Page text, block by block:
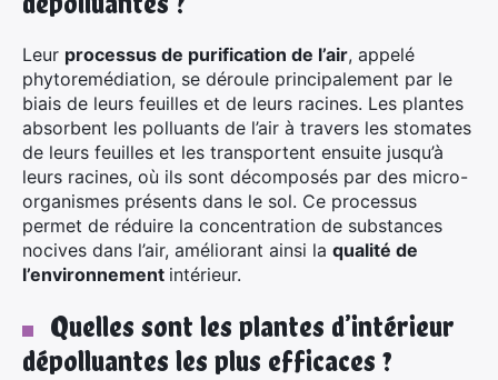
Leur processus de purification de l’air, appelé
phytoremédiation, se déroule principalement par le
biais de leurs feuilles et de leurs racines. Les plantes
absorbent les polluants de l’air à travers les stomates
de leurs feuilles et les transportent ensuite jusqu’à
leurs racines, où ils sont décomposés par des micro-
organismes présents dans le sol. Ce processus
permet de réduire la concentration de substances
nocives dans l’air, améliorant ainsi la qualité de
l’environnement intérieur.
Quelles sont les plantes d’intérieur
dépolluantes les plus efficaces ?